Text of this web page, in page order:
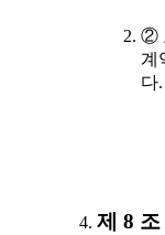
②
계
다.
제 8